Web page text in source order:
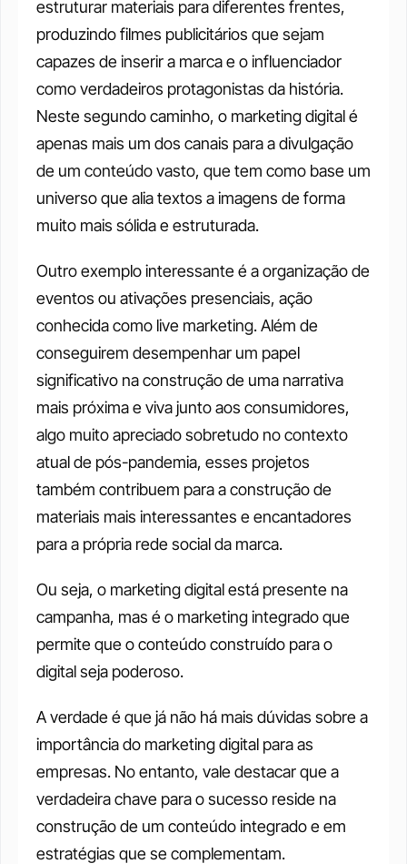
estruturar materiais para diferentes frentes,
produzindo filmes publicitários que sejam
capazes de inserir a marca e o influenciador
como verdadeiros protagonistas da história.
Neste segundo caminho, o marketing digital é
apenas mais um dos canais para a divulgação
de um conteúdo vasto, que tem como base um
universo que alia textos a imagens de forma
muito mais sólida e estruturada.
Outro exemplo interessante é a organização de
eventos ou ativações presenciais, ação
conhecida como live marketing. Além de
conseguirem desempenhar um papel
significativo na construção de uma narrativa
mais próxima e viva junto aos consumidores,
algo muito apreciado sobretudo no contexto
atual de pós-pandemia, esses projetos
também contribuem para a construção de
materiais mais interessantes e encantadores
para a própria rede social da marca.
Ou seja, o marketing digital está presente na
campanha, mas é o marketing integrado que
permite que o conteúdo construído para o
digital seja poderoso.
A verdade é que já não há mais dúvidas sobre a
importância do marketing digital para as
empresas. No entanto, vale destacar que a
verdadeira chave para o sucesso reside na
construção de um conteúdo integrado e em
estratégias que se complementam.